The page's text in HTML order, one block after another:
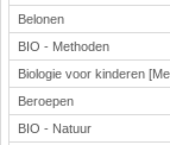
Belonen
BIO - Methoden
Biologie voor kinderen
Beroepen
BIO - Natuur